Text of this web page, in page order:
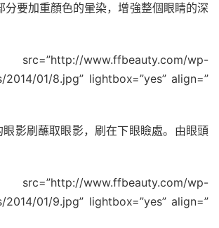
分要加重顏色的暈染，增強整個眼睛的深
www.ffbeauty.com/wp-
01/8.jpg” lightbox=”yes” align=”
影刷蘸取眼影，刷在下眼瞼處。由眼頭
www.ffbeauty.com/wp-
01/9.jpg” lightbox=”yes” align=”